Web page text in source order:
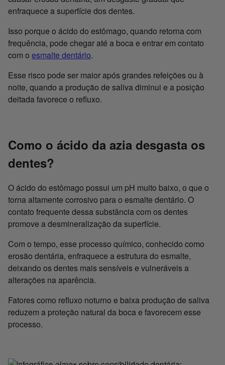
enfraquece a superfície dos dentes.
Isso porque o ácido do estômago, quando retorna com
frequência, pode chegar até a boca e entrar em contato
com o esmalte dentário.
Esse risco pode ser maior após grandes refeições ou à
noite, quando a produção de saliva diminui e a posição
deitada favorece o refluxo.
Como o ácido da azia desgasta os
dentes?
O ácido do estômago possui um pH muito baixo, o que o
torna altamente corrosivo para o esmalte dentário. O
contato frequente dessa substância com os dentes
promove a desmineralização da superfície.
Com o tempo, esse processo químico, conhecido como
erosão dentária, enfraquece a estrutura do esmalte,
deixando os dentes mais sensíveis e vulneráveis a
alterações na aparência.
Fatores como refluxo noturno e baixa produção de saliva
reduzem a proteção natural da boca e favorecem esse
processo.